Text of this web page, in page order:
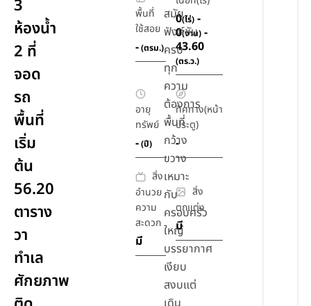
3
ห้องน้ำ
2 ที่
จอด
รถ
พื้นที่
เริ่ม
ต้น
56.20
ตาราง
วา
ทำเล
ศักยภาพ
พื้นที่
ใช้สอย
-(ตรม.)
0(ไร่) -
0(งาน) -
43.60
(ตร.ว.)
อายุ
ทรัพย์
-(ปี)
ทิศทาง(หน้า
ประตู)
-
สิ่ง
อำนวย
ความ
สะดวก
มี
สิ่ง
ตกแต่ง
มี
สมัย
ฟังก์ชัน
ครบ
ทุก
ความ
ต้องการ
พื้นที่
กว้าง
ขวาง
เหมาะ
กับ
ครอบครัว
ใหญ่
บรรยากาศ
เงียบ
สงบแต่